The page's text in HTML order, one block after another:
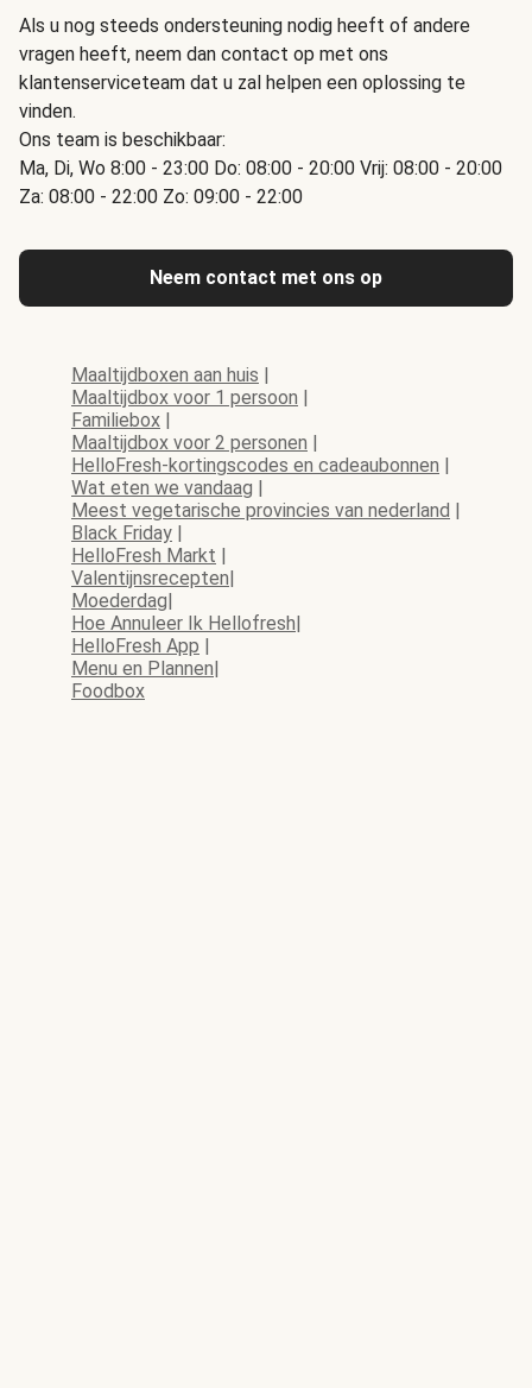
Als u nog steeds ondersteuning nodig heeft of andere
vragen heeft, neem dan contact op met ons
klantenserviceteam dat u zal helpen een oplossing te
vinden.
Ons team is beschikbaar:
Ma, Di, Wo 8:00 - 23:00 Do: 08:00 - 20:00 Vrij: 08:00 - 20:00
Za: 08:00 - 22:00 Zo: 09:00 - 22:00
Neem contact met ons op
Maaltijdboxen aan huis |
Maaltijdbox voor 1 persoon |
Familiebox |
Maaltijdbox voor 2 personen |
HelloFresh-kortingscodes en cadeaubonnen |
Wat eten we vandaag |
Meest vegetarische provincies van nederland |
Black Friday |
HelloFresh Markt |
Valentijnsrecepten|
Moederdag|
Hoe Annuleer Ik Hellofresh|
HelloFresh App |
Menu en Plannen|
Foodbox